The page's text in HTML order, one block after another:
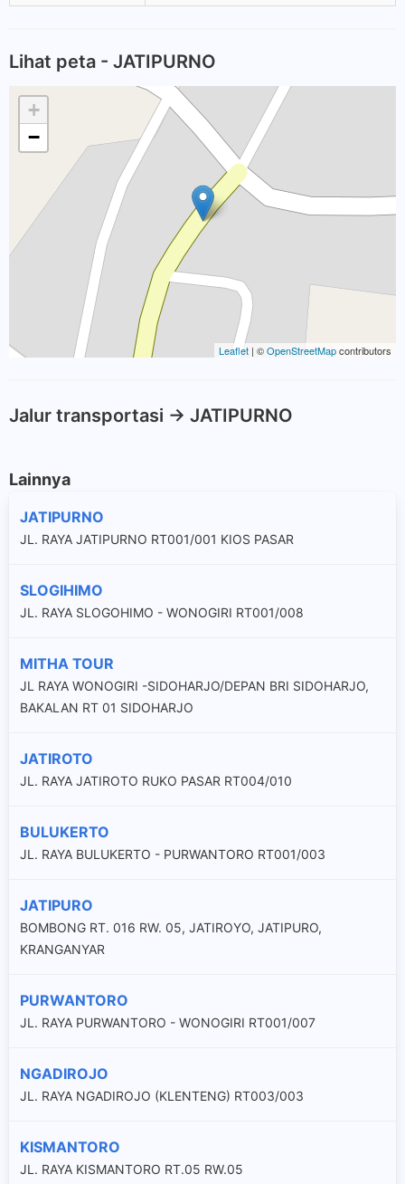
Lihat peta - JATIPURNO
+
−
Leaflet | ©OpenStreetMapcontributors
Jalur transportasi -> JATIPURNO
Lainnya
JATIPURNO
JL. RAYA JATIPURNO RT001/001 KIOS PASAR
SLOGIHIMO
JL. RAYA SLOGOHIMO - WONOGIRI RT001/008
MITHA TOUR
JL RAYA WONOGIRI -SIDOHARJO/DEPAN BRI SIDOHARJO,
BAKALAN RT 01 SIDOHARJO
JATIROTO
JL. RAYA JATIROTO RUKO PASAR RT004/010
BULUKERTO
JL. RAYA BULUKERTO - PURWANTORO RT001/003
JATIPURO
BOMBONG RT. 016 RW. 05, JATIROYO, JATIPURO,
KRANGANYAR
PURWANTORO
JL. RAYA PURWANTORO - WONOGIRI RT001/007
NGADIROJO
JL. RAYA NGADIROJO (KLENTENG) RT003/003
KISMANTORO
JL. RAYA KISMANTORO RT.05 RW.05